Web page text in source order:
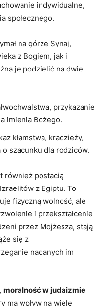
indywidualne,
społecznego.
na​ górze Synaj,
z Bogiem, jak ⁣i
je⁢ podzielić na dwie
przykazanie
‌imienia Bożego.
kłamstwa, kradzieży,
szacunku dla rodziców.
również postacią
z Egiptu. To
fizyczną wolność, ale
i przekształcenie
przez ⁤Mojżesza, stają
się⁢ z
nadanych im
moralność w judaizmie
⁢ma wpływ na wiele